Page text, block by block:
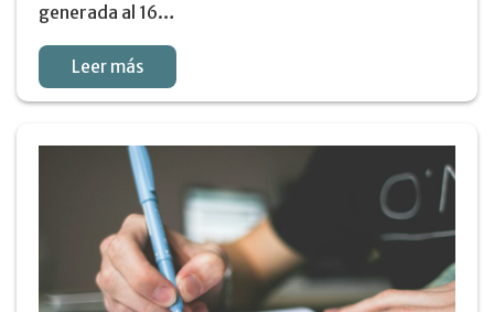
generada al 16…
Leer más